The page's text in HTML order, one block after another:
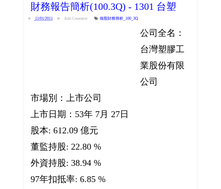
財務報告簡析(100.3Q) - 1301 台塑
11/01/2011 Add Comment 個股財務簡析_100_3Q
公司全名：
台灣塑膠工
業股份有限
公司
市場別：上市公司
上市日期：53年 7月 27日
股本: 612.09 億元
董監持股: 22.80 %
外資持股: 38.94 %
97年扣抵率: 6.85 %